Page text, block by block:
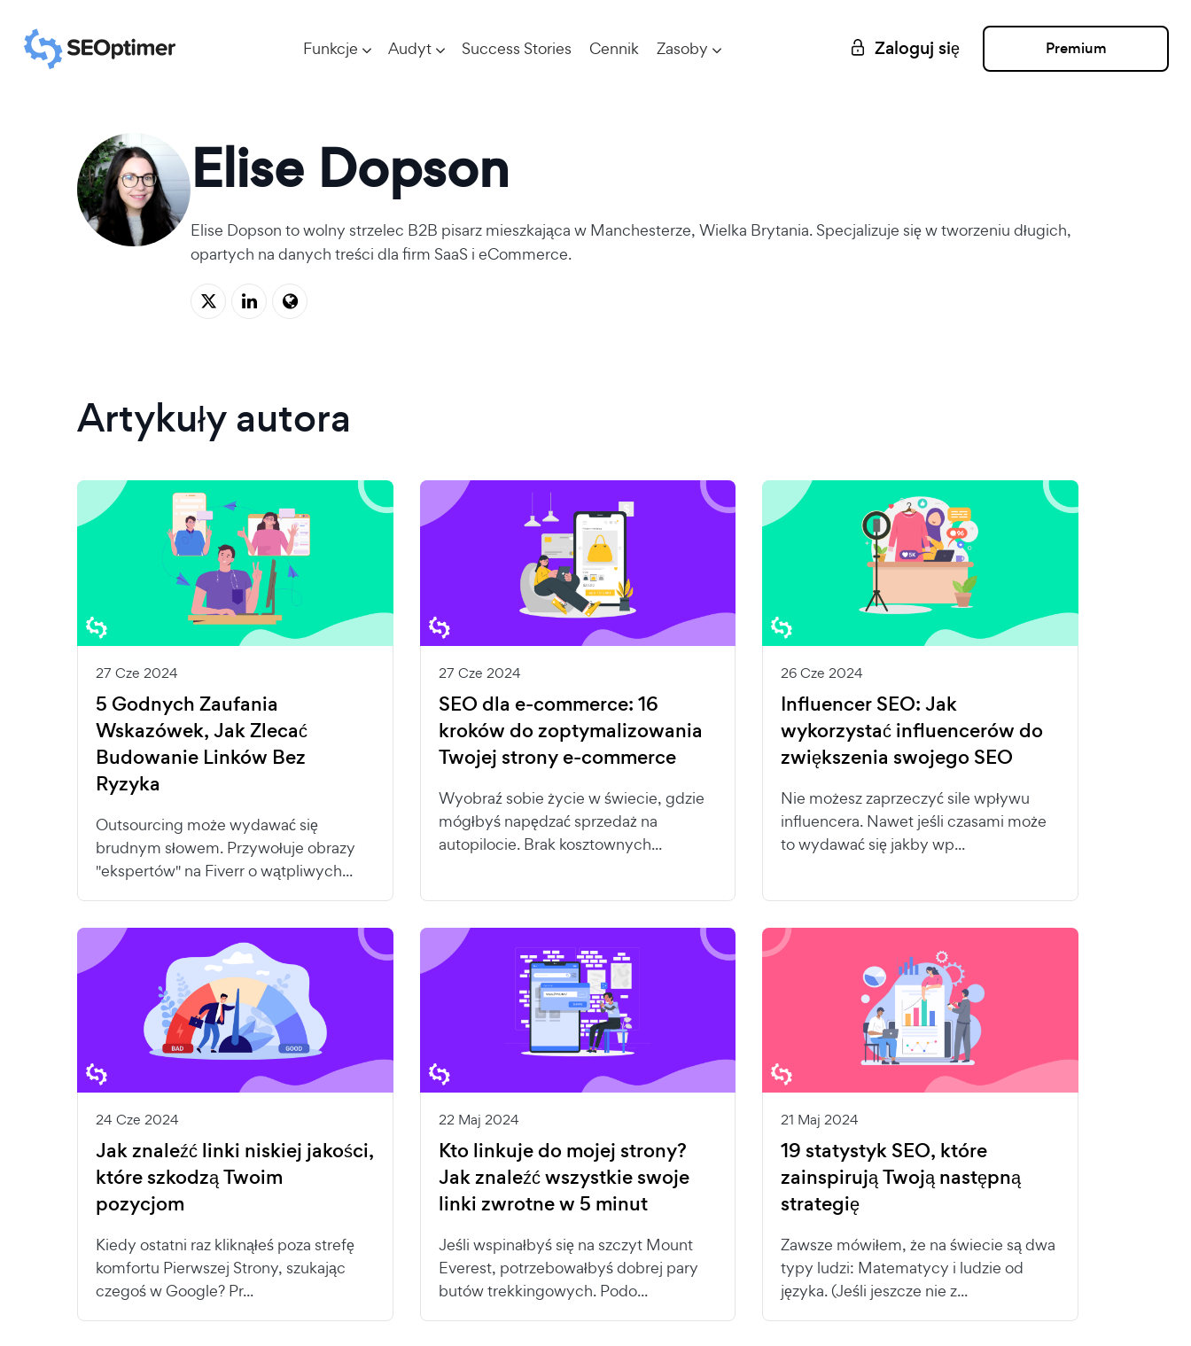
Funkcje Audyt Success Stories Cennik Zasoby Zaloguj się Premium
Elise Dopson
Elise Dopson towolny strzelec B2B pisarz mieszkająca w Manchesterze, Wielka Brytania. Specjalizuje się w tworzeniu długich,
opartych na danych treści dla firm SaaS i eCommerce.
Artykuły autora
27 Cze 2024
5 Godnych Zaufania
Wskazówek, Jak Zlecać
Budowanie Linków Bez
Ryzyka
Outsourcing może wydawać się
brudnym słowem. Przywołuje obrazy
"ekspertów" na Fiverr o wątpliwych...
27 Cze 2024
SEO dla e-commerce: 16
kroków do zoptymalizowania
Twojej strony e-commerce
Wyobraź sobie życie w świecie, gdzie
mógłbyś napędzać sprzedaż na
autopilocie. Brak kosztownych...
26 Cze 2024
Influencer SEO: Jak
wykorzystać influencerów do
zwiększenia swojego SEO
Nie możesz zaprzeczyć sile wpływu
influencera. Nawet jeśli czasami może
to wydawać się jakby wp...
24 Cze 2024
Jak znaleźć linki niskiej jakości,
które szkodzą Twoim
pozycjom
Kiedy ostatni raz kliknąłeś poza strefę
komfortu Pierwszej Strony, szukając
czegoś w Google? Pr...
22 Maj 2024
Kto linkuje do mojej strony?
Jak znaleźć wszystkie swoje
linki zwrotne w 5 minut
Jeśli wspinałbyś się na szczyt Mount
Everest, potrzebowałbyś dobrej pary
butów trekkingowych. Podo...
21 Maj 2024
19 statystyk SEO, które
zainspirują Twoją następną
strategię
Zawsze mówiłem, że na świecie są dwa
typy ludzi: Matematycy i ludzie od
języka. (Jeśli jeszcze nie z...